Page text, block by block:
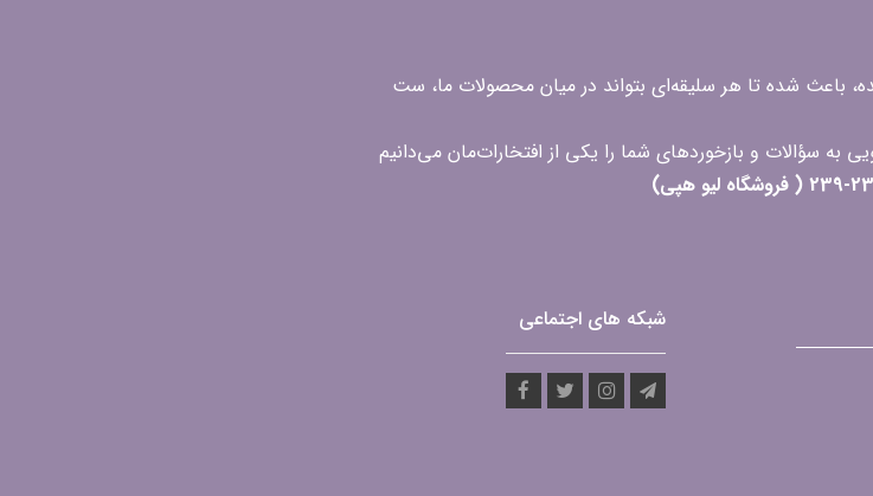
باعث شده تا هر سلیقه‌ای بتواند در میان محصولات ما، ست
شبکه های اجتماعی